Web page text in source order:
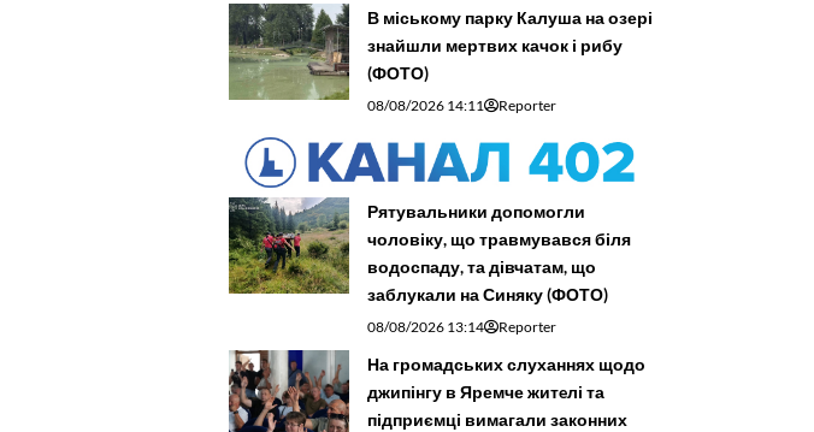
В міському парку Калуша на озері
знайшли мертвих качок і рибу
(ФОТО)
08/08/2026 14:11 Reporter
Рятувальники допомогли
чоловіку, що травмувався біля
водоспаду, та дівчатам, що
заблукали на Синяку (ФОТО)
08/08/2026 13:14 Reporter
На громадських слуханнях щодо
джипінгу в Яремче житeлі та
підприємці вимагали законних